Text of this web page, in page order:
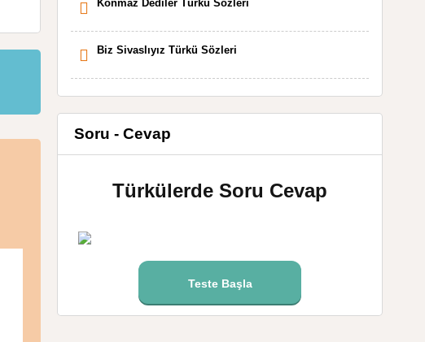
Konmaz Dediler Türkü Sözleri
Biz Sivaslıyız Türkü Sözleri
Soru - Cevap
Türkülerde Soru Cevap
Teste Başla